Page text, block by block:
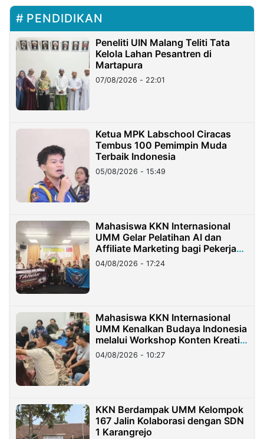
PENDIDIKAN
Peneliti UIN Malang Teliti Tata
Kelola Lahan Pesantren di
Martapura
07/08/2026 - 22:01
Ketua MPK Labschool Ciracas
Tembus 100 Pemimpin Muda
Terbaik Indonesia
05/08/2026 - 15:49
Mahasiswa KKN Internasional
UMM Gelar Pelatihan AI dan
Affiliate Marketing bagi Pekerja
Migran Indonesia di Taiwan
04/08/2026 - 17:24
Mahasiswa KKN Internasional
UMM Kenalkan Budaya Indonesia
melalui Workshop Konten Kreatif
di Taiwan
04/08/2026 - 10:27
KKN Berdampak UMM Kelompok
167 Jalin Kolaborasi dengan SDN
1 Karangrejo